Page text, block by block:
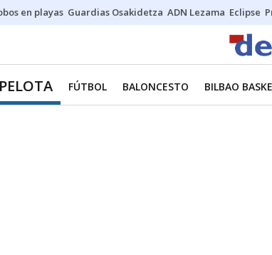
en playas Guardias Osakidetza ADN Lezama Eclipse
PELOTA FÚTBOL BALONCESTO BILBAO